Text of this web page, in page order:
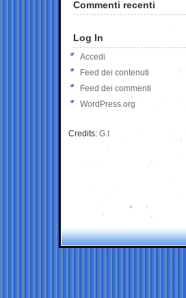
Commenti recenti
Log In
Accedi
Feed dei contenuti
Feed dei commenti
WordPress.org
Credits: G.I